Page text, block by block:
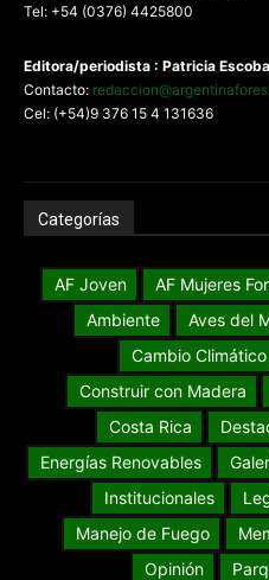
Tel: +54 (0376) 4425800
Editora/periodista : Patricia
Contacto:
Cel: (+54)9 376 15 4 131636
Categorías
AF Joven AF Mujeres
Ambiente
Aves del
Cambio Climático
Construir con Madera
Costa Rica
Energías Renovables
Institucionales
Manejo de Fuego
Opinión